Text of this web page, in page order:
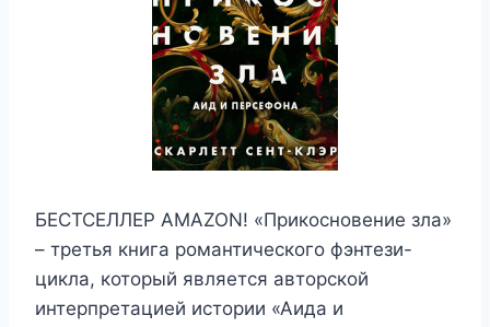
БЕСТСЕЛЛЕР AMAZON! «Прикосновение зла»
– третья книга романтического фэнтези-
цикла, который является авторской
интерпретацией истории «Аида и